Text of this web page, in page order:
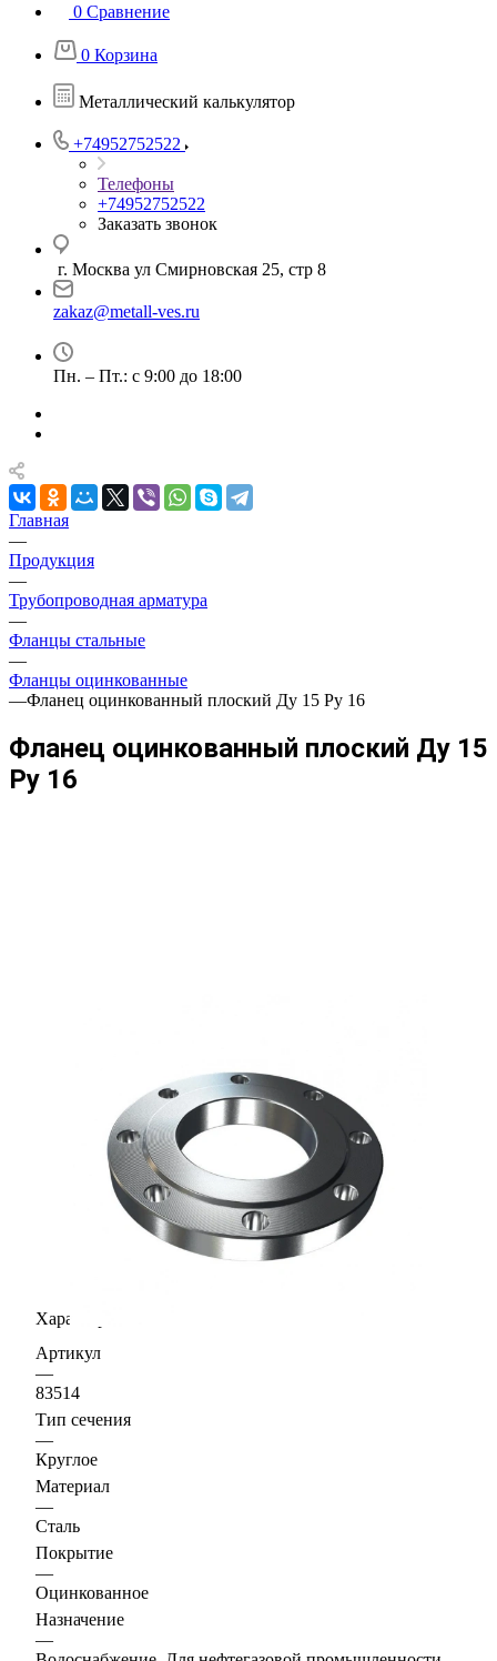
0 Сравнение
0 Корзина
Металлический калькулятор
+74952752522
Телефоны
+74952752522
Заказать звонок
г. Москва ул Смирновская 25, стр 8
zakaz@metall-ves.ru
Пн. – Пт.: с 9:00 до 18:00
Главная
—
Продукция
—
Трубопроводная арматура
—
Фланцы стальные
—
Фланцы оцинкованные
—Фланец оцинкованный плоский Ду 15 Ру 16
Фланец оцинкованный плоский Ду 15
Ру 16
Характеристики
Артикул
—
83514
Тип сечения
—
Круглое
Материал
—
Сталь
Покрытие
—
Оцинкованное
Назначение
—